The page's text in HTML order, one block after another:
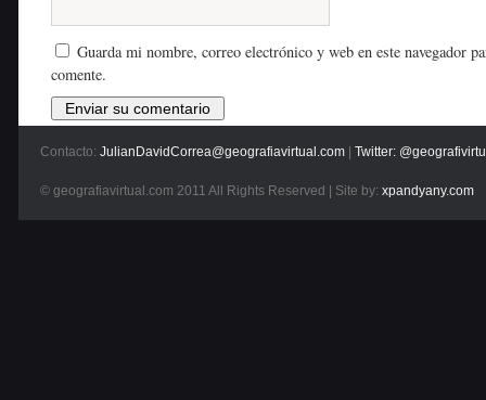
Guarda mi nombre, correo electrónico y web en este navegador
comente.
Contacto: JulianDavidCorrea@geografiavirtual.com Twitter:
© geografiavirtual.com 2011 All Rights Reserved | Site by: xpandyany.com